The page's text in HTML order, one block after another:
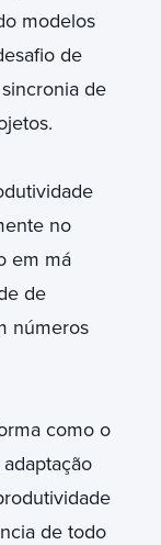
modelos
de
de
no
em má
de
números
como o
de todo